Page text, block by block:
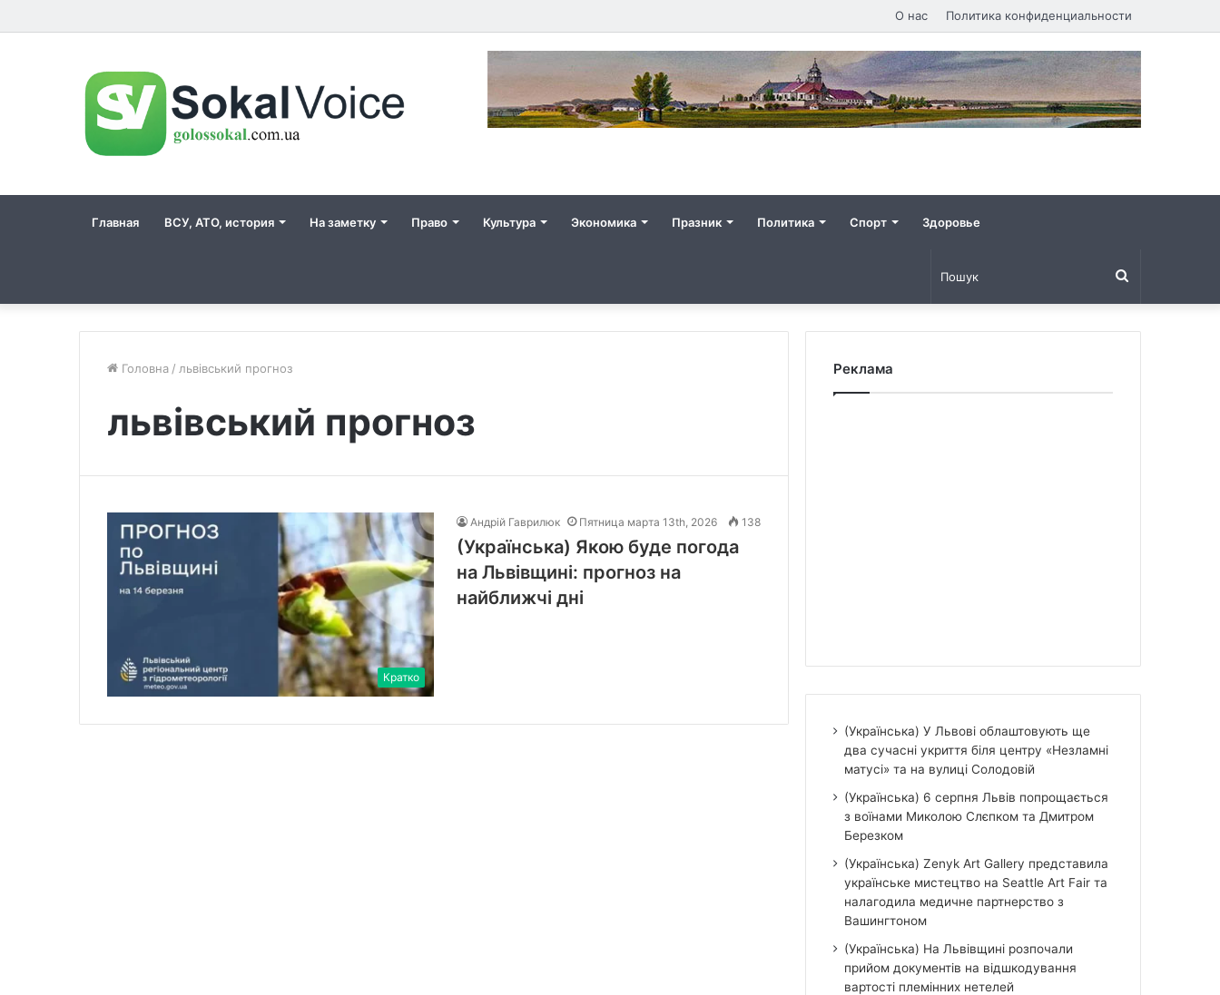
О нас Политика конфиденциальности
Главная ВСУ, АТО, история На заметку Право Культура Экономика Празник Политика Спорт Здоровье
Головна / львівський прогноз
львівський прогноз
Кратко
Андрій Гаврилюк Пятница марта 13th, 2026 138
(Українська) Якою буде погода
на Львівщині: прогноз на
найближчі дні
Реклама
(Українська) У Львові облаштовують ще
два сучасні укриття біля центру «Незламні
матусі» та на вулиці Солодовій
(Українська) 6 серпня Львів попрощається
з воїнами Миколою Слєпком та Дмитром
Березком
(Українська) Zenyk Art Gallery представила
українське мистецтво на Seattle Art Fair та
налагодила медичне партнерство з
Вашингтоном
(Українська) На Львівщині розпочали
прийом документів на відшкодування
вартості племінних нетелей